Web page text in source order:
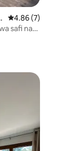
37
Ukadiriaji wa
4.86 (7)
safi na